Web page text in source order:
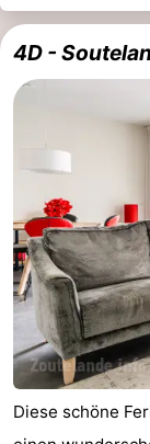
4D -
Diese schöne